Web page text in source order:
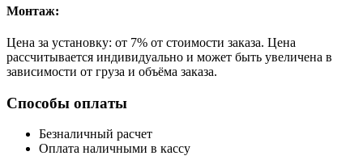
Монтаж:
Цена за установку: от 7% от стоимости заказа. Цена
рассчитывается индивидуально и может быть увеличена в
зависимости от груза и объёма заказа.
Способы оплаты
Безналичный расчет
Оплата наличными в кассу